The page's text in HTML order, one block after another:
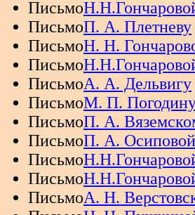
Письмо
ПисьмоП. А. Плетневу
ПисьмоН. Н.
Письмо
ПисьмоА. А. Дельвигу
ПисьмоМ. П.
ПисьмоП. А.
ПисьмоП. А. Осиповой
Письмо
Письмо
ПисьмоА. Н.